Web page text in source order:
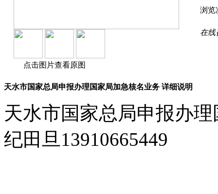
点击图片查看原图
浏览
在线
天水市国家总局申报办理国家局加急核名业务 详细说明
天水市国家总局申报办
纪田旦13910665449